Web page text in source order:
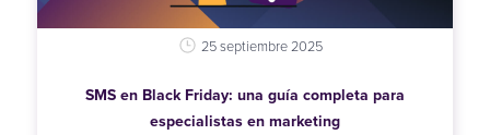
25 septiembre 2025
SMS en Black Friday: una guía completa para
especialistas en marketing